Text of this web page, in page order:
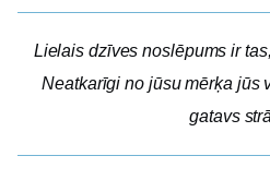
Lielais dzīves noslēpums ir
Neatkarīgi no jūsu mērķa jūs
gatavs